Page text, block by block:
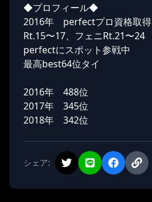
◆プロフィール◆
2016年 perfectプロ資格取得
Rt.15〜17、フェニRt.21〜24
perfectにスポット参戦中
最高best64位タイ
2016年 488位
2017年 345位
2018年 342位
シェア: